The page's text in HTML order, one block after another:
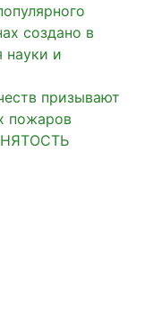
создано в
науки и
призывают
пожаров